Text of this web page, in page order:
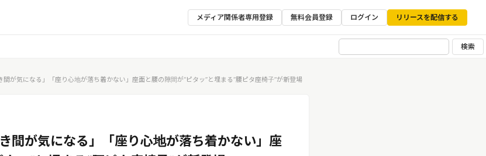
メディア関係者専用登録 無料会員登録 ログイン リリースを配信する
検索
間が気になる」「座り心地が落ち着かない」座面と腰の隙間が“ピタッ”と埋まる“腰ピタ座椅子”が新登場
間が気になる」「座り心地が落ち着かない」座